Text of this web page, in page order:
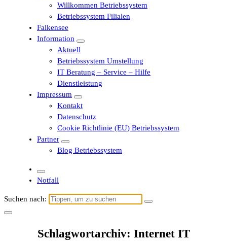
Willkommen Betriebssystem
Betriebssystem Filialen
Falkensee
Information
Aktuell
Betriebssystem Umstellung
IT Beratung – Service – Hilfe
Dienstleistung
Impressum
Kontakt
Datenschutz
Cookie Richtlinie (EU) Betriebssystem
Partner
Blog Betriebssystem
Notfall
Suchen nach:
Schlagwortarchiv: Internet IT